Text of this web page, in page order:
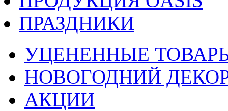
ПРАЗДНИКИ
УЦЕНЕННЫЕ
НОВОГОДНИЙ
АКЦИИ